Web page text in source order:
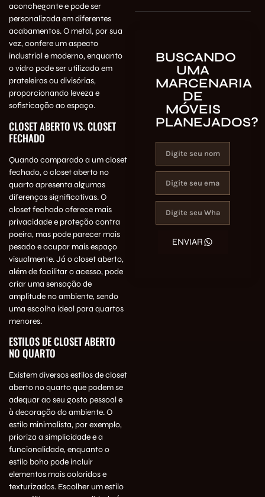
aconchegante e pode ser
personalizada em diferentes
acabamentos. O metal, por sua
vez, confere um aspecto
industrial e moderno, enquanto
o vidro pode ser utilizado em
prateleiras ou divisórias,
proporcionando leveza e
sofisticação ao espaço.
CLOSET ABERTO VS. CLOSET
FECHADO
Quando comparado a um closet
fechado, o closet aberto no
quarto apresenta algumas
diferenças significativas. O
closet fechado oferece mais
privacidade e proteção contra
poeira, mas pode parecer mais
pesado e ocupar mais espaço
visualmente. Já o closet aberto,
além de facilitar o acesso, pode
criar uma sensação de
amplitude no ambiente, sendo
uma escolha ideal para quartos
menores.
ESTILOS DE CLOSET ABERTO
NO QUARTO
Existem diversos estilos de closet
aberto no quarto que podem se
adequar ao seu gosto pessoal e
à decoração do ambiente. O
estilo minimalista, por exemplo,
prioriza a simplicidade e a
funcionalidade, enquanto o
estilo boho pode incluir
elementos mais coloridos e
texturizados. Escolher um estilo
BUSCANDO
UMA
MARCENARIA
DE
MÓVEIS
PLANEJADOS?
ENVIAR